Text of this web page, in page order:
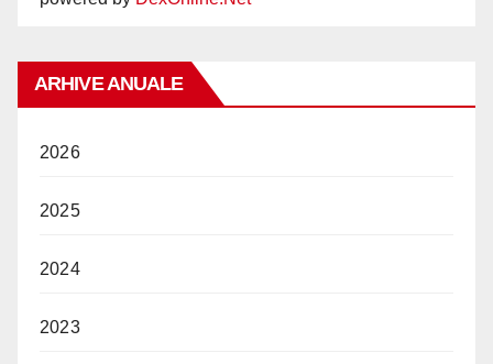
ARHIVE ANUALE
2026
2025
2024
2023